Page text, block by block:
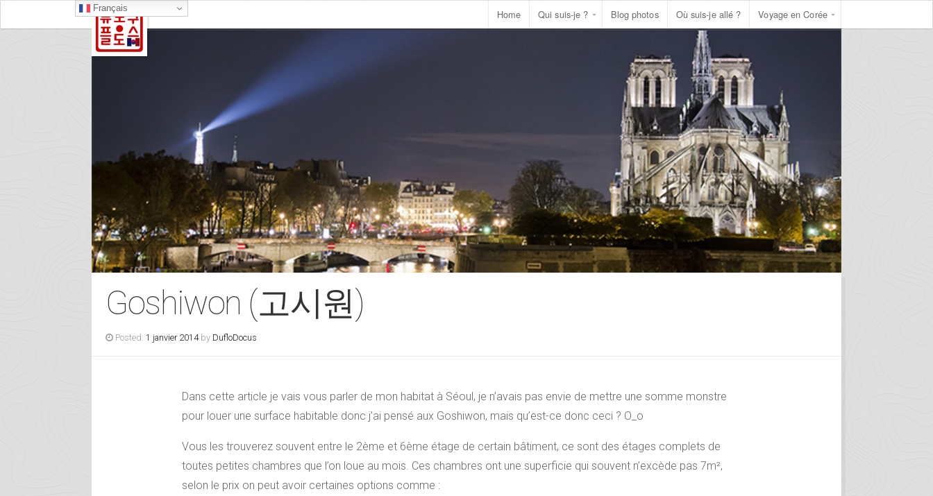
Home Qui suis-je ? Blog photos Où suis-je allé ? Voyage en Corée
Goshiwon (고시원)
Posted: 1 janvier 2014 by DufloDocus
Dans cette article je vais vous parler de mon habitat à Séoul, je n’avais pas envie de mettre une somme monstre
pour louer une surface habitable donc j’ai pensé aux Goshiwon, mais qu’est-ce donc ceci ? O_o
Vous les trouverez souvent entre le 2ème et 6ème étage de certain bâtiment, ce sont des étages complets de
toutes petites chambres que l’on loue au mois. Ces chambres ont une superficie qui souvent n’excède pas 7m²,
selon le prix on peut avoir certaines options comme :
Français